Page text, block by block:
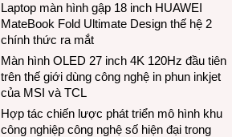
Laptop màn hình gập 18 inch HUAWEI
MateBook Fold Ultimate Design thế hệ 2
chính thức ra mắt
Màn hình OLED 27 inch 4K 120Hz đầu tiên
trên thế giới dùng công nghệ in phun inkjet
của MSI và TCL
Hợp tác chiến lược phát triển mô hình khu
công nghiệp công nghệ số hiện đại trong